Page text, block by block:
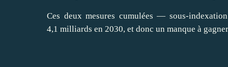
Ces deux mesures cumulées — sous-
4,1 milliards en 2030, et donc un manque à